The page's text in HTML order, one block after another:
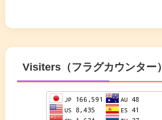
Visiters（フラグカウンター）